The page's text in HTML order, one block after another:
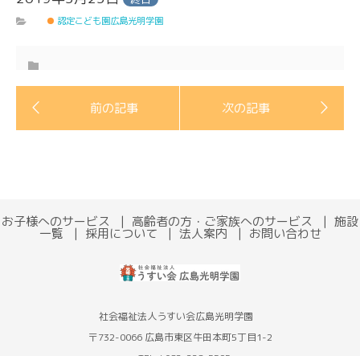
認定こども園広島光明学園
お子様へのサービス 高齢者の方・ご家族へのサービス 施設
一覧 採用について 法人案内 お問い合わせ
社会福祉法人うすい会広島光明学園
〒732-0066 広島市東区牛田本町5丁目1-2